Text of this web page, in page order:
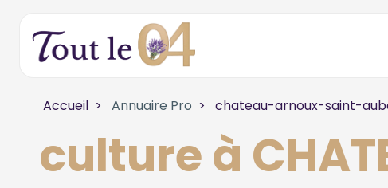
Accueil Annuaire Pro chateau-arnoux-saint-
culture à